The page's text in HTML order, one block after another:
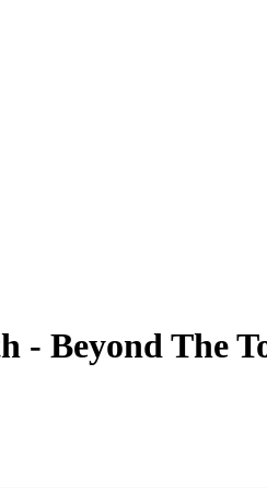
- Beyond The